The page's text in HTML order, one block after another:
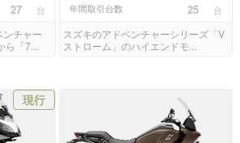
27 台
チャー
「7...
年間取引台数 25 台
スズキのアドベンチャーシリーズ「V
ストローム」のハイエンドモ...
現行